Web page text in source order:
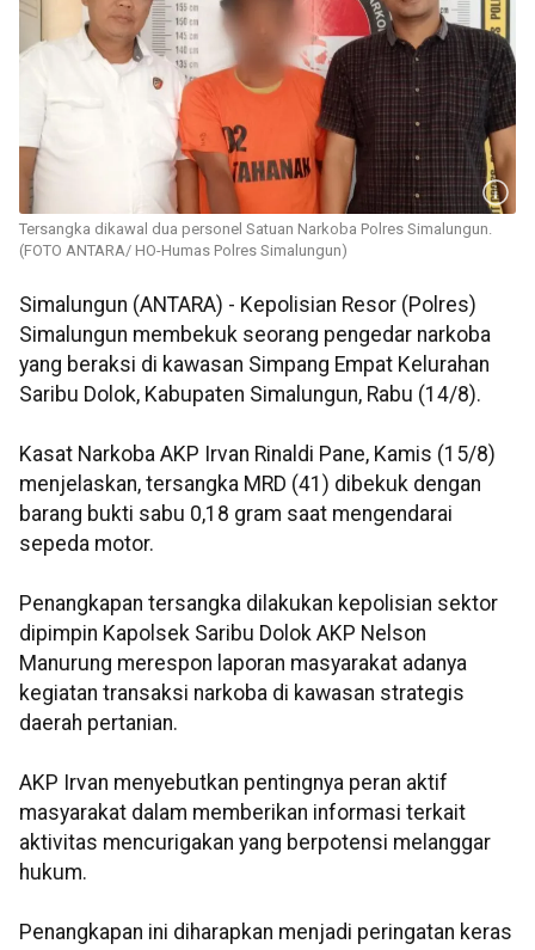
Tersangka dikawal dua personel Satuan Narkoba Polres Simalungun.
(FOTO ANTARA/ HO-Humas Polres Simalungun)
Simalungun (ANTARA) - Kepolisian Resor (Polres)
Simalungun membekuk seorang pengedar narkoba
yang beraksi di kawasan Simpang Empat Kelurahan
Saribu Dolok, Kabupaten Simalungun, Rabu (14/8).
Kasat Narkoba AKP Irvan Rinaldi Pane, Kamis (15/8)
menjelaskan, tersangka MRD (41) dibekuk dengan
barang bukti sabu 0,18 gram saat mengendarai
sepeda motor.
Penangkapan tersangka dilakukan kepolisian sektor
dipimpin Kapolsek Saribu Dolok AKP Nelson
Manurung merespon laporan masyarakat adanya
kegiatan transaksi narkoba di kawasan strategis
daerah pertanian.
AKP Irvan menyebutkan pentingnya peran aktif
masyarakat dalam memberikan informasi terkait
aktivitas mencurigakan yang berpotensi melanggar
hukum.
Penangkapan ini diharapkan menjadi peringatan keras